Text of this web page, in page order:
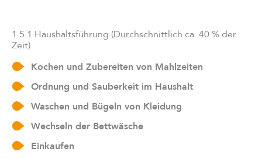
1.5.1 Haushaltsführung (Durchschnittlich ca. 40 % der
Zeit)
Kochen und Zubereiten von Mahlzeiten
Ordnung und Sauberkeit im Haushalt
Waschen und Bügeln von Kleidung
Wechseln der Bettwäsche
Einkaufen